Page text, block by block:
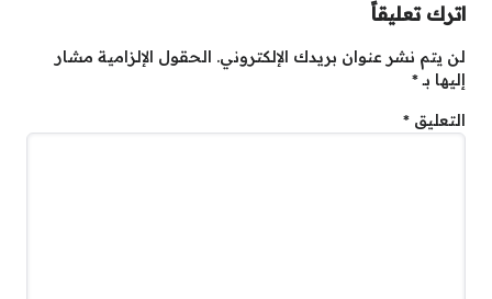
اترك تعليقاً
لن يتم نشر عنوان بريدك الإلكتروني. الحقول الإلزامية مشار
إليها بـ*
التعليق *